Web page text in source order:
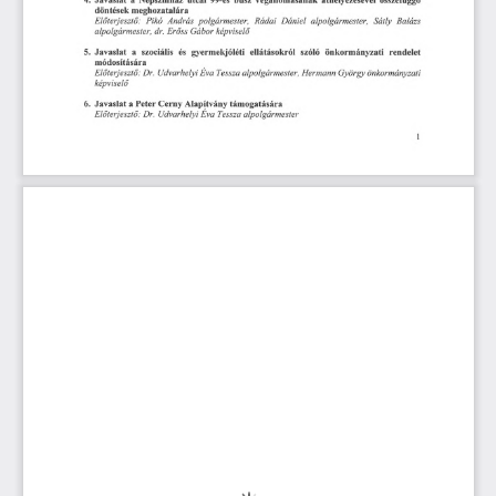
döntések meghozatalára
Előterjesztő:  Pikó  András  polgármester,  Rádai  Dániel  alpolgármester,  Sátly  Balázs
alpolgármester,  dr. Erőss Gábor képviselő
5. Javaslat  a  szociális  és  gyermekjóléti  ellátásokról  szóló  önkormányzati  rendelet
módosítására
Előterjesztő: Dr.  Udvarhelyi Éva Tessza alpolgármester, Hermann György önkormányzati
képviselő
6. Javaslat a Peter Cerny Alapítvány támogatására
Előterjesztő: Dr.  Udvarhelyi Éva Tessza alpolgármester
1